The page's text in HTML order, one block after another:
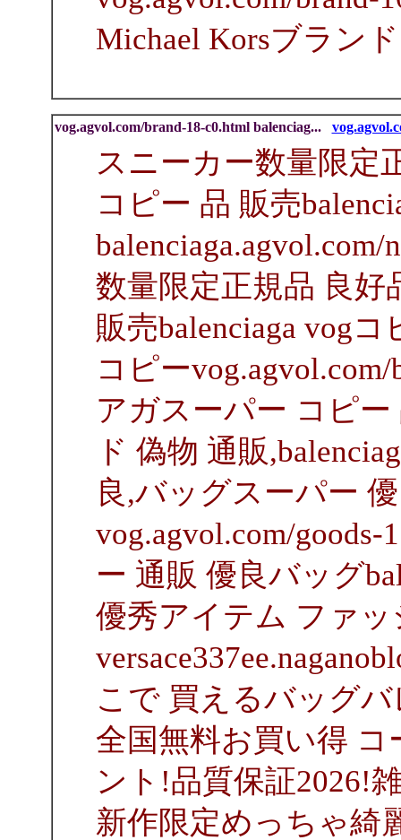
Michael Korsブラン
vog.agvol.com/brand-18-c0.html balenciag...
スニーカー数量限定
コピー 品 販売
数量限定正規品 良好
販売balenciaga vog
コピー
アガスーパー コピー
ド 偽物 通販
良,バッグスーパー
vog.agvol.com/
ー 通販 優良バッグ
優秀アイテム ファ
こで 買えるバッグ
全国無料お買い得
ント!品質保証2026!
新作限定めっちゃ綺